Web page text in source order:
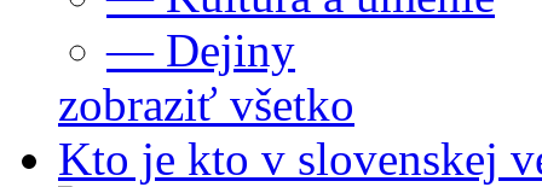
— Dejiny
zobraziť všetko
Kto je kto v slovenskej